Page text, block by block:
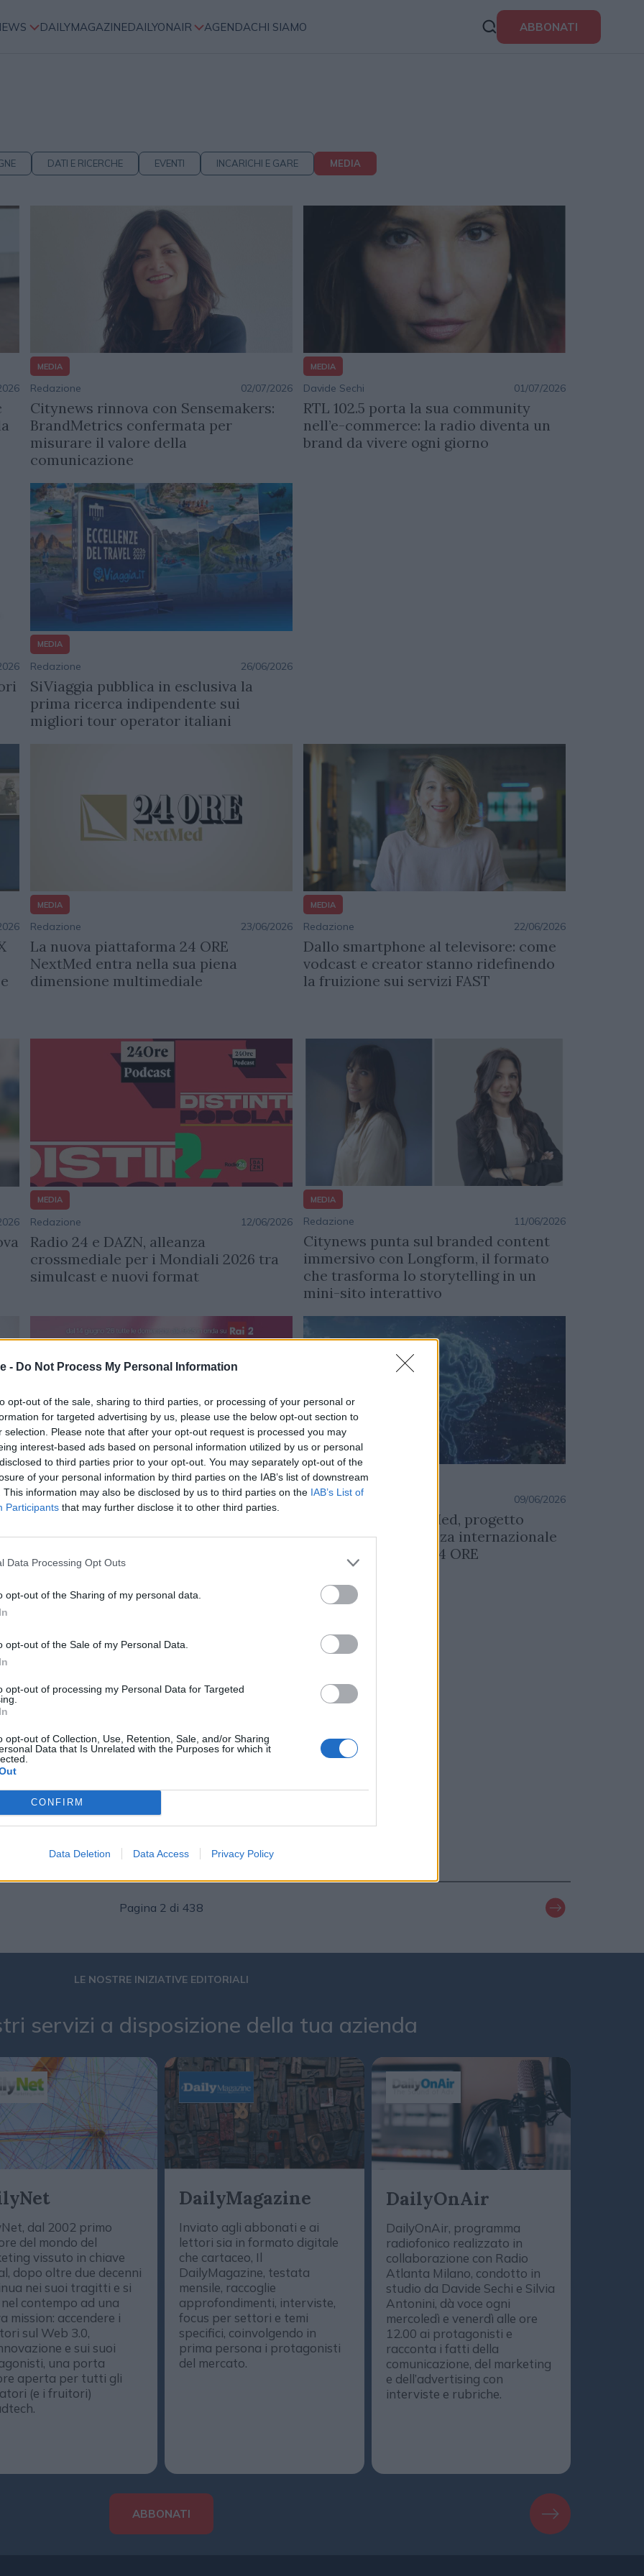
- Do Not Process My Personal Information
opt-out of the sale, sharing to third parties, or processing of your personal or
for targeted advertising by us, please use the below opt-out section to
selection. Please note that after your opt-out request is processed you may
interest-based ads based on personal information utilized by us or personal
to third parties prior to your opt-out. You may separately opt-out of the
of your personal information by third parties on the IAB’s list of downstream
This information may also be disclosed by us to third parties on the IAB’s List of
Participants that may further disclose it to other third parties.
Data Processing Opt Outs
opt-out of the Sharing of my personal data.
opt-out of the Sale of my Personal Data.
opt-out of processing my Personal Data for Targeted
opt-out of Collection, Use, Retention, Sale, and/or Sharing
Data that Is Unrelated with the Purposes for which it
CONFIRM
Data Deletion Data Access Privacy Policy
DAILYMAGAZINEDAILYONAIR AGENDACHI SIAMO ABBONATI
DATI E RICERCHE EVENTI INCARICHI E GARE MEDIA
MEDIA
Redazione 02/07/2026
Citynews rinnova con Sensemakers:
BrandMetrics confermata per
misurare il valore della
comunicazione
MEDIA
Davide Sechi 01/07/2026
RTL 102.5 porta la sua community
nell’e-commerce: la radio diventa un
brand da vivere ogni giorno
MEDIA
Redazione 26/06/2026
SiViaggia pubblica in esclusiva la
prima ricerca indipendente sui
migliori tour operator italiani
MEDIA
Redazione 23/06/2026
La nuova piattaforma 24 ORE
NextMed entra nella sua piena
dimensione multimediale
MEDIA
Redazione 22/06/2026
Dallo smartphone al televisore: come
vodcast e creator stanno ridefinendo
la fruizione sui servizi FAST
MEDIA
Redazione 12/06/2026
Radio 24 e DAZN, alleanza
crossmediale per i Mondiali 2026 tra
simulcast e nuovi format
MEDIA
Redazione 11/06/2026
Citynews punta sul branded content
immersivo con Longform, il formato
che trasforma lo storytelling in un
mini-sito interattivo
MEDIA
Redazione 10/06/2026
Evolution Group rafforza la strategia
digitale di PizzaGirls nel debutto nel
MEDIA
Redazione 09/06/2026
Al via 24 ORE NextMed, progetto
strategico di rilevanza internazionale
del Gruppo Il Sole 24 ORE
MEDIA
RadioMediaset: trend positivo per
l’adv nei primi 4 mesi del 2026, al via il
105 Summer Festival
Pagina 2 di 438
LE NOSTRE INIZIATIVE EDITORIALI
servizi a disposizione della tua azienda
dal 2002 primo
del mondo del
vissuto in chiave
dopo oltre due decenni
nei suoi tragitti e si
contempo ad una
mission: accendere i
sul Web 3.0,
e sui suoi
una porta
aperta per tutti gli
(e i fruitori)
DailyMagazine
Inviato agli abbonati e ai
lettori sia in formato digitale
che cartaceo, Il
DailyMagazine, testata
mensile, raccoglie
approfondimenti, interviste,
focus per settori e temi
specifici, coinvolgendo in
prima persona i protagonisti
del mercato.
DailyOnAir
DailyOnAir, programma
radiofonico realizzato in
collaborazione con Radio
Atlanta Milano, condotto in
studio da Davide Sechi e Silvia
Antonini, dà voce ogni
mercoledì e venerdì alle ore
12.00 ai protagonisti e
racconta i fatti della
comunicazione, del marketing
e dell’advertising con
interviste e rubriche.
ABBONATI